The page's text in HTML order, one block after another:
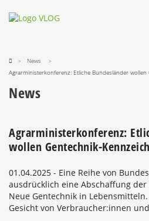
News
Agrarministerkonferenz: Etliche Bundesländer
News
Agrarministerkonferenz:
wollen Gentechnik-
01.04.2025 - Eine Reihe von
ausdrücklich eine Abschaffung
Neue Gentechnik in
Gesicht von Verbraucher:innen